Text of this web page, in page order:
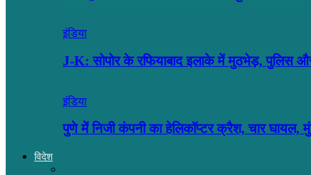
इंडिया
J-K: सोपोर के रफियाबाद इलाके में मुठभेड़, पुलिस
इंडिया
पुणे में निजी कंपनी का हेलिकॉप्टर क्रैश, चार
विदेश